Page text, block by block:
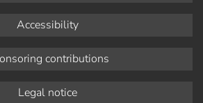
Accessibility
contributions
Legal notice